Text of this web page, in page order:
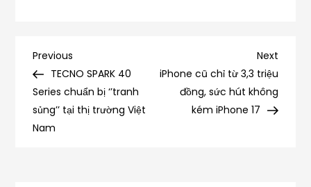
Điều
hướng
bài
Previous
Post
Previous
TECNO SPARK 40
Series chuẩn bị ‘’tranh
sủng’’ tại thị trường Việt
Nam
Next
Post
Next
iPhone cũ chỉ từ 3,3 triệu
đồng, sức hút không
kém iPhone 17